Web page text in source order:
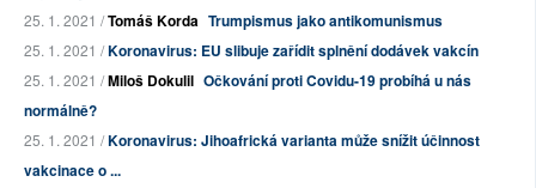
25. 1. 2021 /Tomáš Korda Trumpismus jako antikomunismus
25. 1. 2021 /Koronavirus: EU slibuje zařídit splnění dodávek vakcín
25. 1. 2021 /Miloš Dokulil Očkování proti Covidu-19 probíhá u nás
normálně?
25. 1. 2021 /Koronavirus: Jihoafrická varianta může snížit účinnost
vakcinace o ...